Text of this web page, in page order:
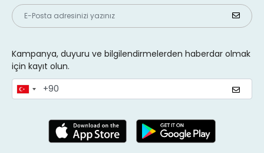
Kampanya, duyuru ve bilgilendirmelerden haberdar olmak
için kayıt olun.